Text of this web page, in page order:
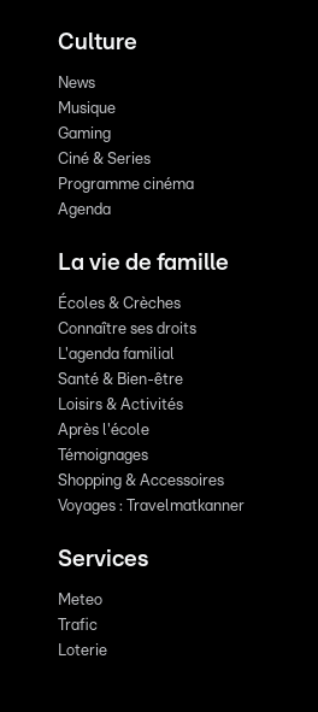
Culture
News
Musique
Gaming
Ciné & Series
Programme cinéma
Agenda
La vie de famille
Écoles & Crèches
Connaître ses droits
L'agenda familial
Santé & Bien-être
Loisirs & Activités
Après l'école
Témoignages
Shopping & Accessoires
Voyages : Travelmatkanner
Services
Meteo
Trafic
Loterie